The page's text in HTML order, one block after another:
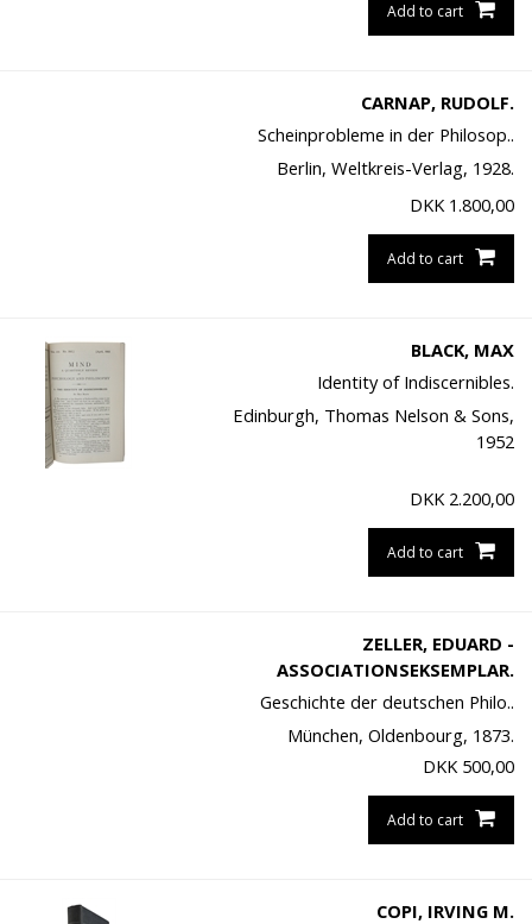
Add to cart
CARNAP, RUDOLF.
Scheinprobleme in der Philosop..
Berlin, Weltkreis-Verlag, 1928.
DKK 1.800,00
Add to cart
BLACK, MAX
Identity of Indiscernibles.
Edinburgh, Thomas Nelson & Sons,
1952
DKK 2.200,00
Add to cart
ZELLER, EDUARD -
ASSOCIATIONSEKSEMPLAR.
Geschichte der deutschen Philo..
München, Oldenbourg, 1873.
DKK 500,00
Add to cart
COPI, IRVING M.